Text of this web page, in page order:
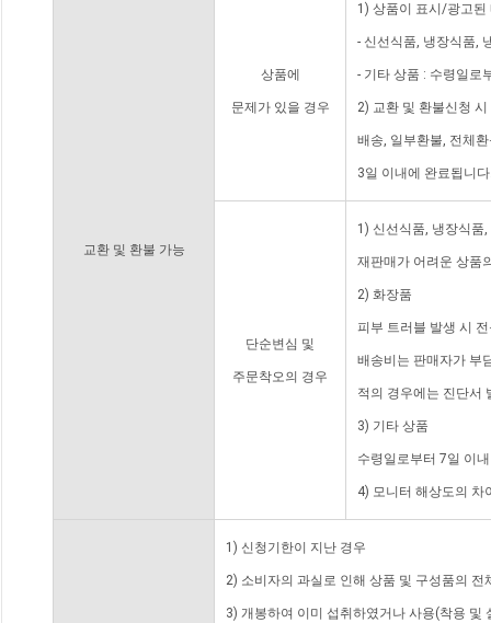
교환 및 환불 가능
상품에
문제가 있을 경우
1) 상품이 표시/광고된
- 신선식품, 냉장식품,
- 기타 상품 : 수령일로
2) 교환 및 환불신청
배송, 일부환불, 전체
3일 이내에 완료됩니
단순변심 및
주문착오의 경우
1) 신선식품, 냉장식품
재판매가 어려운 상품
2) 화장품
피부 트러블 발생 시
배송비는 판매자가 부
적의 경우에는 진단서
3) 기타 상품
수령일로부터 7일 이
4) 모니터 해상도의 차
1) 신청기한이 지난 경우
2) 소비자의 과실로 인해 상품 및 구성품의
3) 개봉하여 이미 섭취하였거나 사용(착용 및